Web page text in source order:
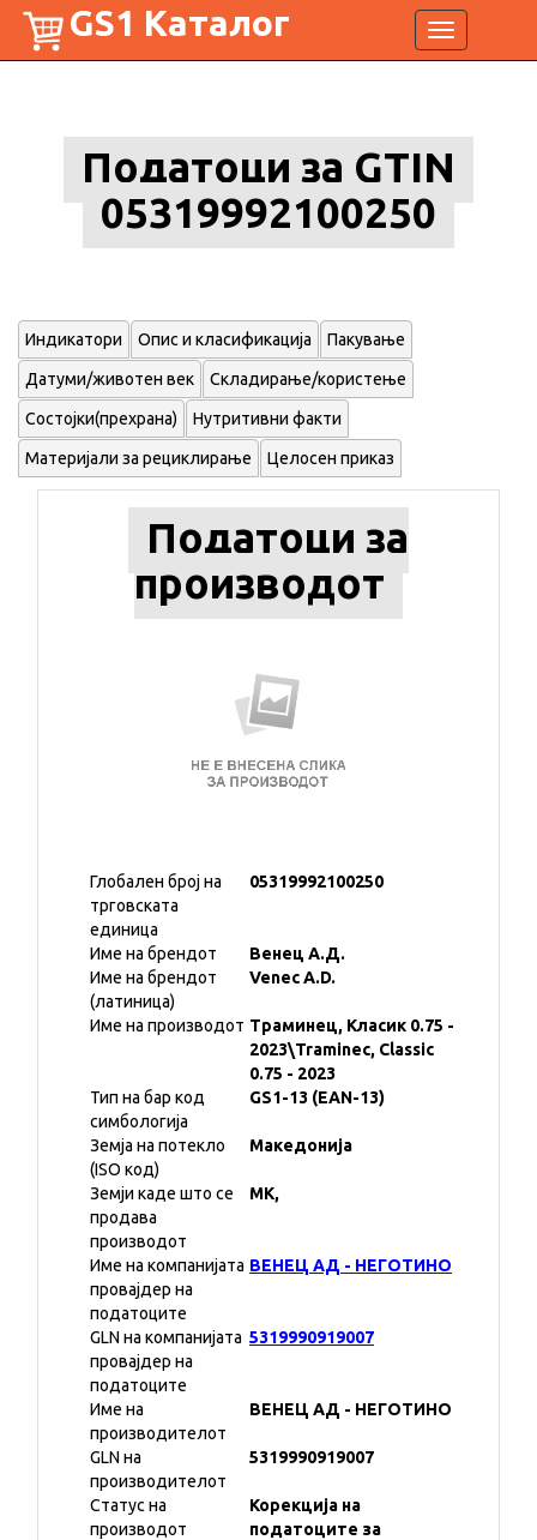
Toggle
navigation
GS1 Каталог
Податоци за GTIN
05319992100250
Индикатори Опис и класификација Пакување
Датуми/животен век Складирање/користење
Состојки(прехрана) Нутритивни факти
Материјали за рециклирање Целосен приказ
Податоци за
производот
Глобален број на
трговската
единица
05319992100250
Име на брендот
Венец А.Д.
Име на брендот
(латиница)
Venec A.D.
Име на производот Траминец, Класик 0.75 -
2023\Traminec, Classic
0.75 - 2023
Тип на бар код
симбологија
GS1-13 (EAN-13)
Земја на потекло
(ISO код)
Македонија
Земји каде што се
продава
производот
MK,
Име на компанијата
провајдер на
податоците
ВЕНЕЦ АД - НЕГОТИНО
GLN на компанијата
провајдер на
податоците
5319990919007
Име на
производителот
ВЕНЕЦ АД - НЕГОТИНО
GLN на
производителот
5319990919007
Статус на
производот
Корекција на
податоците за